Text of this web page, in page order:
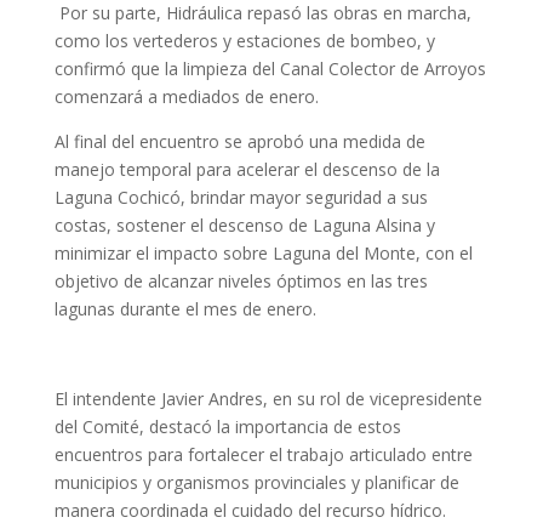
Por su parte, Hidráulica repasó las obras en marcha,
como los vertederos y estaciones de bombeo, y
confirmó que la limpieza del Canal Colector de Arroyos
comenzará a mediados de enero.
Al final del encuentro se aprobó una medida de
manejo temporal para acelerar el descenso de la
Laguna Cochicó, brindar mayor seguridad a sus
costas, sostener el descenso de Laguna Alsina y
minimizar el impacto sobre Laguna del Monte, con el
objetivo de alcanzar niveles óptimos en las tres
lagunas durante el mes de enero.
El intendente Javier Andres, en su rol de vicepresidente
del Comité, destacó la importancia de estos
encuentros para fortalecer el trabajo articulado entre
municipios y organismos provinciales y planificar de
manera coordinada el cuidado del recurso hídrico.